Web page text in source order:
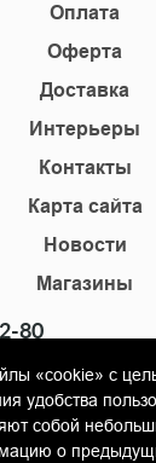
Оплата
Оферта
Доставка
Интерьеры
Контакты
Карта сайта
Новости
Магазины
80
«cookie» с
удобства
собой
о